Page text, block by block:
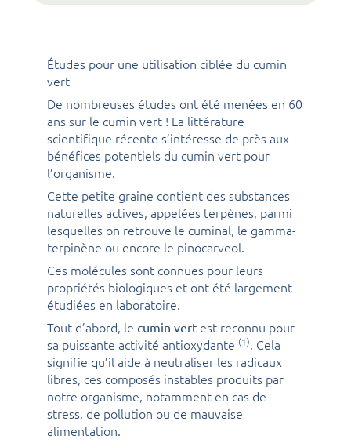
Études pour une utilisation ciblée du cumin
vert
De nombreuses études ont été menées en 60
ans sur le cumin vert ! La littérature
scientifique récente s’intéresse de près aux
bénéfices potentiels du cumin vert pour
l’organisme.
Cette petite graine contient des substances
naturelles actives, appelées terpènes, parmi
lesquelles on retrouve le cuminal, le gamma-
terpinène ou encore le pinocarveol.
Ces molécules sont connues pour leurs
propriétés biologiques et ont été largement
étudiées en laboratoire.
Tout d’abord, le cumin vert est reconnu pour
sa puissante activité antioxydante (1). Cela
signifie qu’il aide à neutraliser les radicaux
libres, ces composés instables produits par
notre organisme, notamment en cas de
stress, de pollution ou de mauvaise
alimentation.